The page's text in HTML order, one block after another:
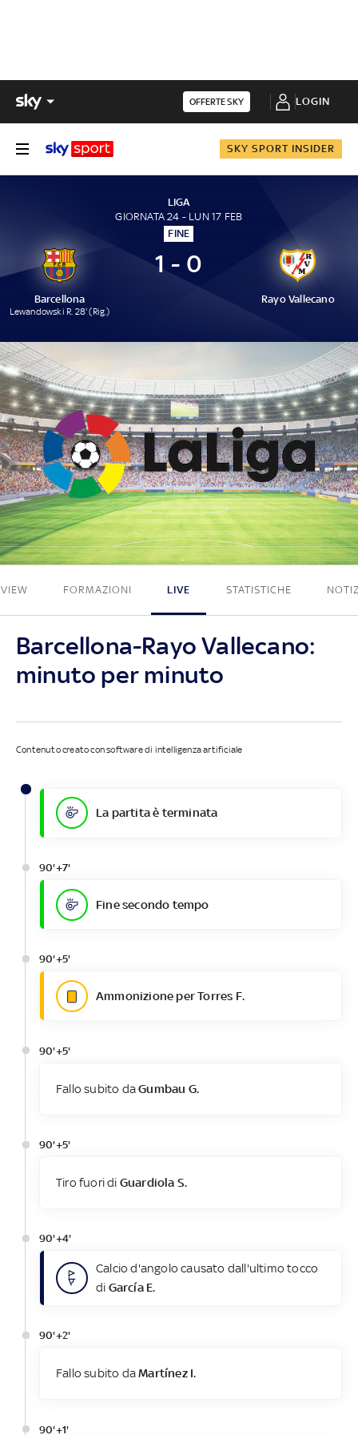
OFFERTE SKY LOGIN
SKY SPORT INSIDER
LIGA
GIORNATA 24 - LUN 17 FEB
FINE
Barcellona
Lewandowski R. 28' (Rig.)
1 - 0
Rayo Vallecano
1 - 0
FORMAZIONI LIVE STATISTICHE
Barcellona-Rayo Vallecano:
minuto per minuto
Contenuto creato con software di intelligenza artificiale
La partita è terminata
90'+7'
Fine secondo tempo
90'+5'
Ammonizione per Torres F.
90'+5'
Fallo subito daGumbau G.
90'+5'
Tiro fuori di Guardiola S.
90'+4'
Calcio d'angolo causato dall'ultimo tocco
di García E.
90'+2'
Fallo subito daMartínez I.
90'+1'